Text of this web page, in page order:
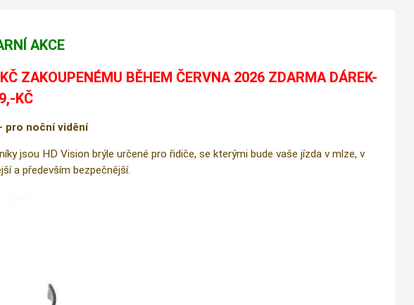
AKCE
ZAKOUPENÉMU BĚHEM ČERVNA 2026 ZDARMA DÁREK-
KČ
pro noční vidění
jsou HD Vision brýle určené pro řidiče, se kterými bude vaše jízda v mlze, v
a především bezpečnější.